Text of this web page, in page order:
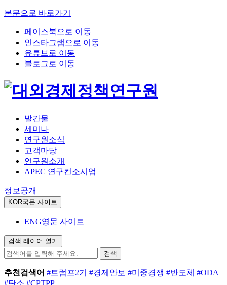
본문으로 바로가기
페이스북으로 이동
인스타그램으로 이동
유튜브로 이동
블로그로 이동
발간물
세미나
연구원소식
고객마당
연구원소개
APEC 연구컨소시엄
정보공개
KOR국문 사이트
ENG영문 사이트
검색 레이어 열기
검색
추천검색어 #트럼프2기 #경제안보 #미중경쟁 #반도체 #ODA
#탄소 #CPTPP